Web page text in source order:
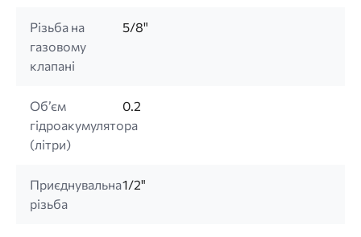
Різьба на
газовому
клапані
5/8"
Об’єм
гідроакумулятора
(літри)
0.2
Приєднувальна
різьба
1/2"